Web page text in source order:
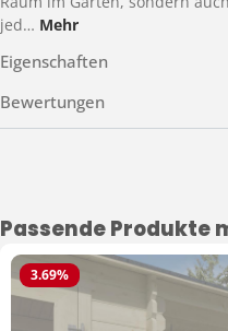
jed… Mehr
Eigenschaften
Bewertungen
Produktgalerie überspringen
Passende Produkte
3.69%